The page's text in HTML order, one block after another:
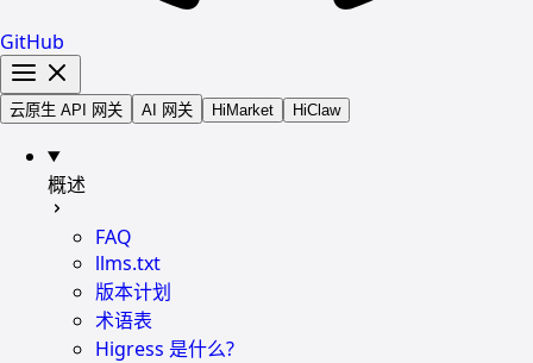
GitHub
云原生 API 网关 AI 网关 HiMarket HiClaw
概述
FAQ
llms.txt
版本计划
术语表
Higress 是什么?